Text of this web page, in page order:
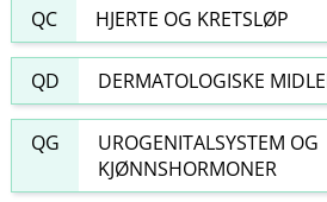
QC HJERTE OG KRETSLØP
QD DERMATOLOGISKE
QG
UROGENITALSYSTEM OG
KJØNNSHORMONER